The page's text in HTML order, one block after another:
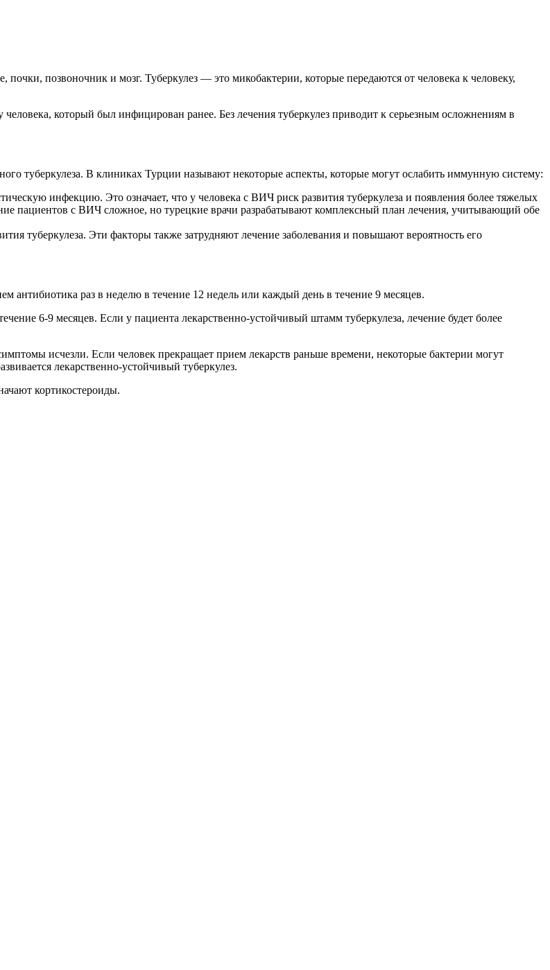
позвоночник и мозг. Туберкулез — это микобактерии, которые передаются от человека к человеку,
который был инфицирован ранее. Без лечения туберкулез приводит к серьезным осложнениям в
туберкулеза. В клиниках Турции называют некоторые аспекты, которые могут ослабить иммунную систему:
инфекцию. Это означает, что у человека с ВИЧ риск развития туберкулеза и появления более тяжелых
пациентов с ВИЧ сложное, но турецкие врачи разрабатывают комплексный план лечения, учитывающий обе
туберкулеза. Эти факторы также затрудняют лечение заболевания и повышают вероятность его
антибиотика раз в неделю в течение 12 недель или каждый день в течение 9 месяцев.
6-9 месяцев. Если у пациента лекарственно-устойчивый штамм туберкулеза, лечение будет более
исчезли. Если человек прекращает прием лекарств раньше времени, некоторые бактерии могут
лекарственно-устойчивый туберкулез.
кортикостероиды.